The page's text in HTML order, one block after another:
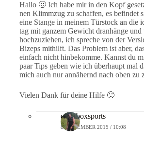
Hallo 🙂 Ich habe mir in den Kopf
nen Klimmzug zu schaffen, es befindet
eine Stange in meinem Türstock an die
tag mit ganzem Gewicht dranhänge und
hochzuziehen, ich spreche von der
Bizeps mithilft. Das Problem ist aber,
einfach nicht hinbekomme. Kannst du
paar Tips geben wie ich überhaupt mal
mich auch nur annähernd nach oben zu
Vielen Dank für deine Hilfe 🙂
crossboxsports
8. DEZEMBER 2015 / 10:08